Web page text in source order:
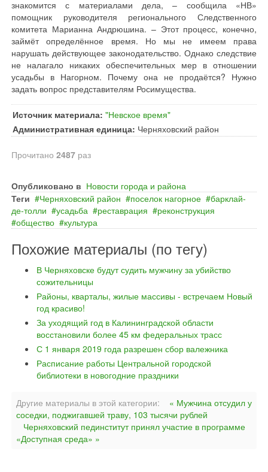
знакомится с материалами дела, – сообщила «НВ»
помощник руководителя регионального Следственного
комитета Марианна Андрюшина. – Этот процесс, конечно,
займёт определённое время. Но мы не имеем права
нарушать действующее законодательство. Однако следствие
не налагало никаких обеспечительных мер в отношении
усадьбы в Нагорном. Почему она не продаётся? Нужно
задать вопрос представителям Росимущества.
Источник материала: "Невское время"
Административная единица: Черняховский район
Прочитано 2487 раз
Опубликовано в Новости города и района
Теги
Черняховский район поселок нагорное
барклай‐
де‐толли
усадьба реставрация
реконструкция
общество
культура
Похожие материалы (по тегу)
В Черняховске будут судить мужчину за убийство
сожительницы
Районы, кварталы, жилые массивы - встречаем Новый
год красиво!
За уходящий год в Калининградской области
восстановили более 45 км федеральных трасс
С 1 января 2019 года разрешен сбор валежника
Расписание работы Центральной городской
библиотеки в новогодние праздники
Другие материалы в этой категории:
« Мужчина отсудил у
соседки, поджигавшей траву, 103 тысячи рублей
Черняховский пединститут принял участие в программе
«Доступная среда» »